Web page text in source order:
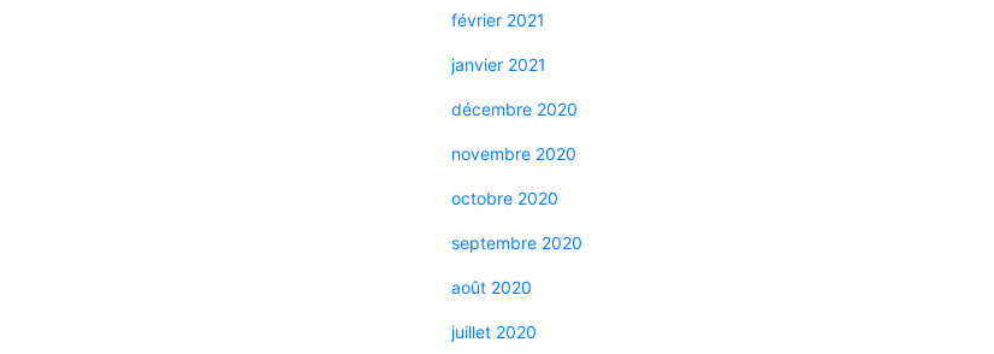
février 2021
janvier 2021
décembre 2020
novembre 2020
octobre 2020
septembre 2020
août 2020
juillet 2020